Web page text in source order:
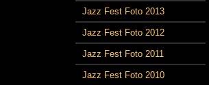
Jazz Fest Foto 2013
Jazz Fest Foto 2012
Jazz Fest Foto 2011
Jazz Fest Foto 2010